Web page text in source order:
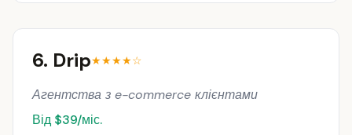
6. Drip★★★★☆
Агентства з e-commerce клієнтами
Від $39/міс.